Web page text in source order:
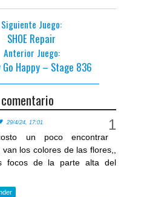
Siguiente Juego:
SHOE Repair
Anterior Juego:
Go Happy – Stage 836
29/4/24, 17:01
un poco encontrar
los colores de las flores,,
focos de la parte alta del